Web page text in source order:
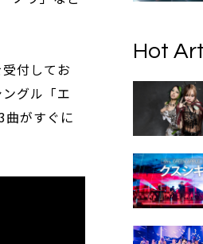
付してお
グル「エ
曲がすぐに
Hot